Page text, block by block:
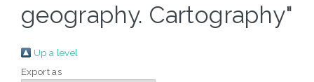
geography. Cartography"
Up a level
Export as